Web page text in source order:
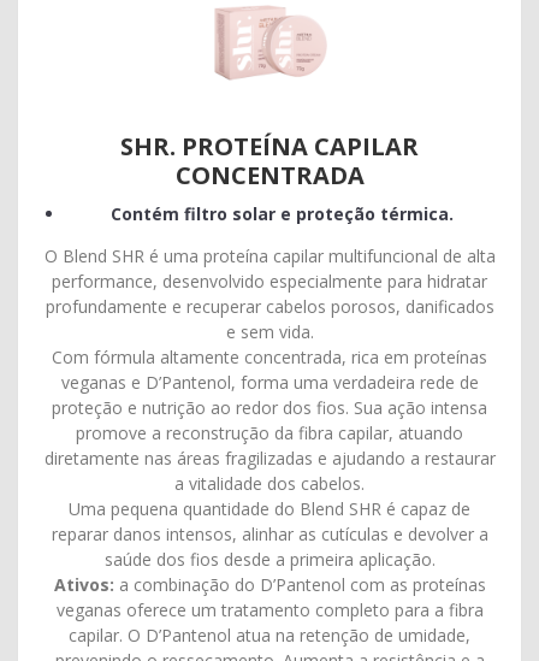
SHR. PROTEÍNA CAPILAR
CONCENTRADA
Contém filtro solar e proteção térmica.
O Blend SHR é uma proteína capilar multifuncional de alta
performance, desenvolvido especialmente para hidratar
profundamente e recuperar cabelos porosos, danificados
e sem vida.
Com fórmula altamente concentrada, rica em proteínas
veganas e D’Pantenol, forma uma verdadeira rede de
proteção e nutrição ao redor dos fios. Sua ação intensa
promove a reconstrução da fibra capilar, atuando
diretamente nas áreas fragilizadas e ajudando a restaurar
a vitalidade dos cabelos.
Uma pequena quantidade do Blend SHR é capaz de
reparar danos intensos, alinhar as cutículas e devolver a
saúde dos fios desde a primeira aplicação.
Ativos: a combinação do D’Pantenol com as proteínas
veganas oferece um tratamento completo para a fibra
capilar. O D’Pantenol atua na retenção de umidade,